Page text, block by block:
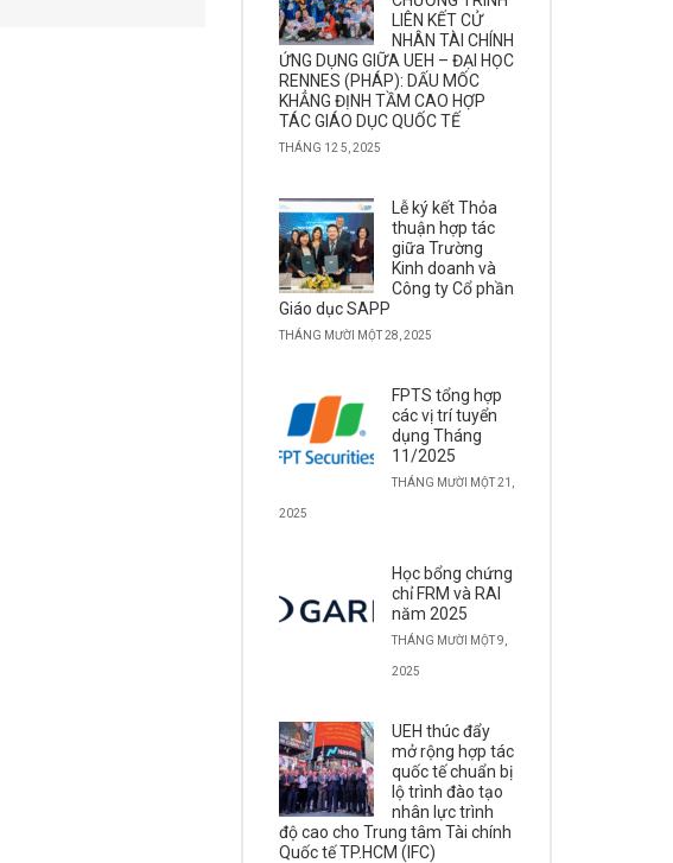
LIÊN KẾT CỬ
NHÂN TÀI CHÍNH
ỨNG DỤNG GIỮA UEH – ĐẠI HỌC
RENNES (PHÁP): DẤU MỐC
KHẲNG ĐỊNH TẦM CAO HỢP
TÁC GIÁO DỤC QUỐC TẾ
THÁNG 12 5, 2025
Lễ ký kết Thỏa
thuận hợp tác
giữa Trường
Kinh doanh và
Công ty Cổ phần
Giáo dục SAPP
THÁNG MƯỜI MỘT 28, 2025
FPTS tổng hợp
các vị trí tuyển
dụng Tháng
11/2025
THÁNG MƯỜI MỘT 21,
2025
Học bổng chứng
chỉ FRM và RAI
năm 2025
THÁNG MƯỜI MỘT 9,
2025
UEH thúc đẩy
mở rộng hợp tác
quốc tế chuẩn bị
lộ trình đào tạo
nhân lực trình
độ cao cho Trung tâm Tài chính
Quốc tế TP.HCM (IFC)